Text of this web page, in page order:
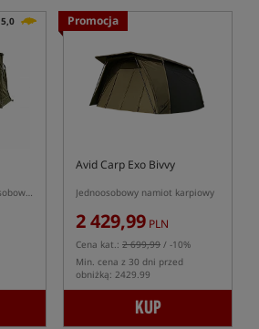
5,0
Namiot karpiowy jednoosobowy +
Promocja
Avid Carp Exo Bivvy
Jednoosobowy namiot karpiowy
2 429,99 PLN
Cena kat.: 2 699,99 / -10%
Min. cena z 30 dni przed
obniżką: 2429.99
KUP